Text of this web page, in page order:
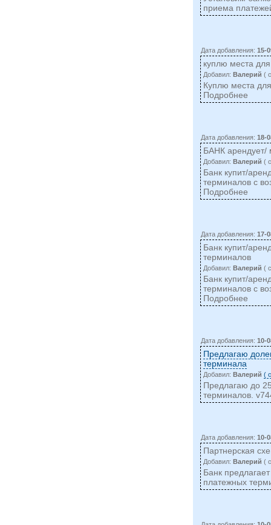
приема
Дата добавления:15-
куплю места
Добавил:Валерий (
Куплю места
Подробнее
Дата добавления:18-
БАНК арендует/
Добавил:Валерий (
Банк купит/
терминалов с
Подробнее
Дата добавления:17-
Банк купит/
терминалов
Добавил:Валерий (
Банк купит/
терминалов с
Подробнее
Дата добавления:10-
Предлагаю
терминала
Добавил:Валерий (
Предлагаю до
терминалов.
Дата добавления:10-
Партнерская
Добавил:Валерий (
Банк
платежных